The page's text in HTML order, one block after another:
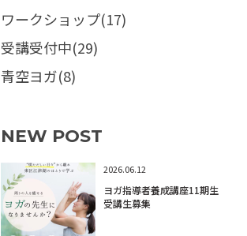
ワークショップ(17)
受講受付中(29)
青空ヨガ(8)
NEW POST
2026.06.12
ヨガ指導者養成講座11期生
受講生募集